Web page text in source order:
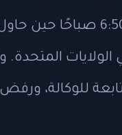
الولايات المتحدة.
للوكالة، ورفض